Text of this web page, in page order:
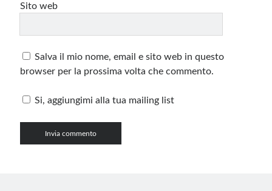
Sito web
Salva il mio nome, email e sito web in questo
browser per la prossima volta che commento.
Si, aggiungimi alla tua mailing list